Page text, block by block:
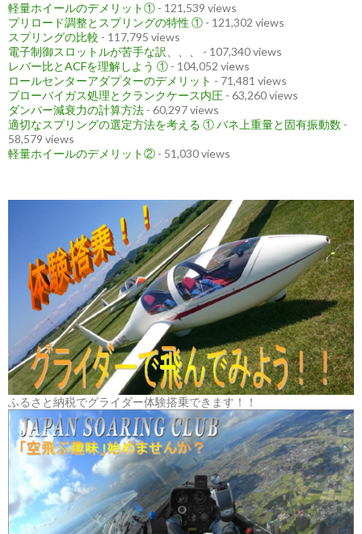
軽量ホイールのデメリット① - 121,539 views
プリロード調整とスプリングの特性 ① - 121,302 views
スプリングの比較 - 117,795 views
電子制御スロットルが苦手な訳、、、
- 107,340 views
レバー比とACFを理解しよう ① - 104,052 views
ロールセンターアダプターのデメリット - 71,481 views
ブローバイガス処理とクランクケース内圧 - 63,260 views
ダンパー減衰力の計算方法 - 60,297 views
適切なスプリングの選定方法を考える ① バネ上重量と固有振動数 -
58,579 views
軽量ホイールのデメリット② - 51,030 views
ふるさと納税でグライダー体験搭乗できます！！